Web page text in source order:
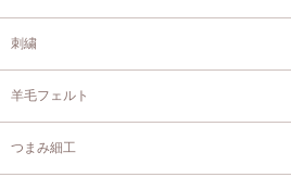
刺繍
羊毛フェルト
つまみ細工